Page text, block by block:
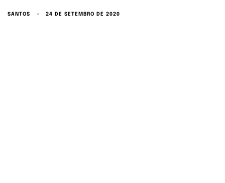
SANTOS 24 DE SETEMBRO DE 2020